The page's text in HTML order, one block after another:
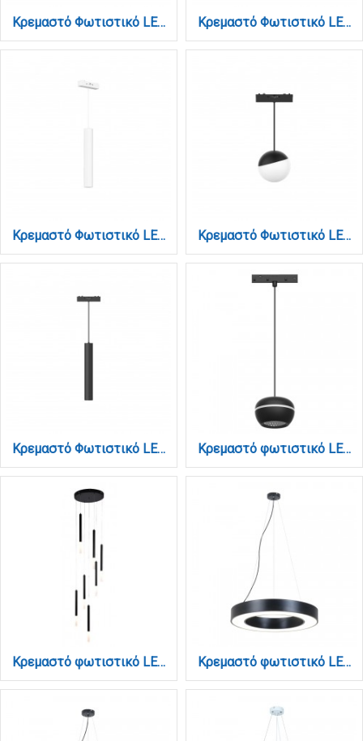
Κρεμαστό Φωτιστικό LED 6W 3000K-6000K για Ultra-Thin μαγνητική ράγα σε μαύρη απόχρωση D:10X10cm (TMZ0050-Black) Κρεμαστό Φωτιστικό LED 6W 3CCT για Ultra-Thin μαγνητική ράγα σε λευκή απόχρωση D:10X10cm (TMU0200-White)
Κρεμαστό Φωτιστικό LED 6W 3CCT για Ultra-Thin μαγνητική ράγα σε λευκή απόχρωση D:3X30cm (TMU0210-White) Κρεμαστό Φωτιστικό LED 6W 3CCT για Ultra-Thin μαγνητική ράγα σε μαύρη απόχρωση D:10X10cm (TMU0200-Black)
Κρεμαστό Φωτιστικό LED 6W 3CCT για Ultra-Thin μαγνητική ράγα σε μαύρη απόχρωση D:3X30cm (TMU0210-Black) Κρεμαστό φωτιστικό LED 6W 4000K για μαγνητική ράγα σε μαύρη απόχρωση D:10cmX6,5cm (T02502-BL)
Κρεμαστό φωτιστικό LED 7* 5W 3000K από μαύρο μέταλλο D:40X200cm (4066-7-Black) Κρεμαστό φωτιστικό LED 70W 3000K σε μαύρη απόχρωση D:120cm (6041-120-BL)